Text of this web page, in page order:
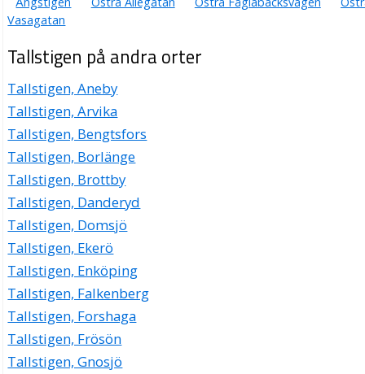
Vasagatan
Tallstigen på andra orter
Tallstigen, Aneby
Tallstigen, Arvika
Tallstigen, Bengtsfors
Tallstigen, Borlänge
Tallstigen, Brottby
Tallstigen, Danderyd
Tallstigen, Domsjö
Tallstigen, Ekerö
Tallstigen, Enköping
Tallstigen, Falkenberg
Tallstigen, Forshaga
Tallstigen, Frösön
Tallstigen, Gnosjö